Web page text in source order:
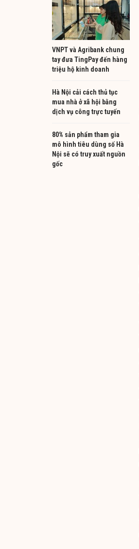
VNPT và Agribank chung
tay đưa TingPay đến hàng
triệu hộ kinh doanh
Hà Nội cải cách thủ tục
mua nhà ở xã hội bằng
dịch vụ công trực tuyến
80% sản phẩm tham gia
mô hình tiêu dùng số Hà
Nội sẽ có truy xuất nguồn
gốc